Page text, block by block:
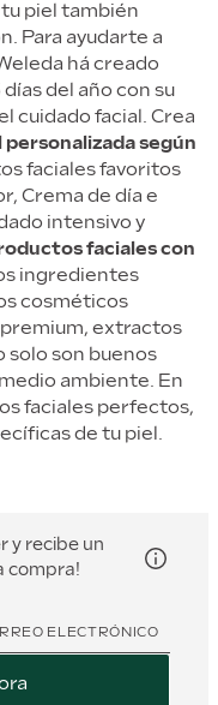
piel también
Para ayudarte a
há creado
del año con su
cuidado facial. Crea
según
faciales favoritos
Crema de día e
intensivo y
faciales con
ingredientes
cosméticos
extractos
solo son buenos
ambiente. En
faciales perfectos,
de tu piel.
y recibe un
compra!
ELECTRÓNICO